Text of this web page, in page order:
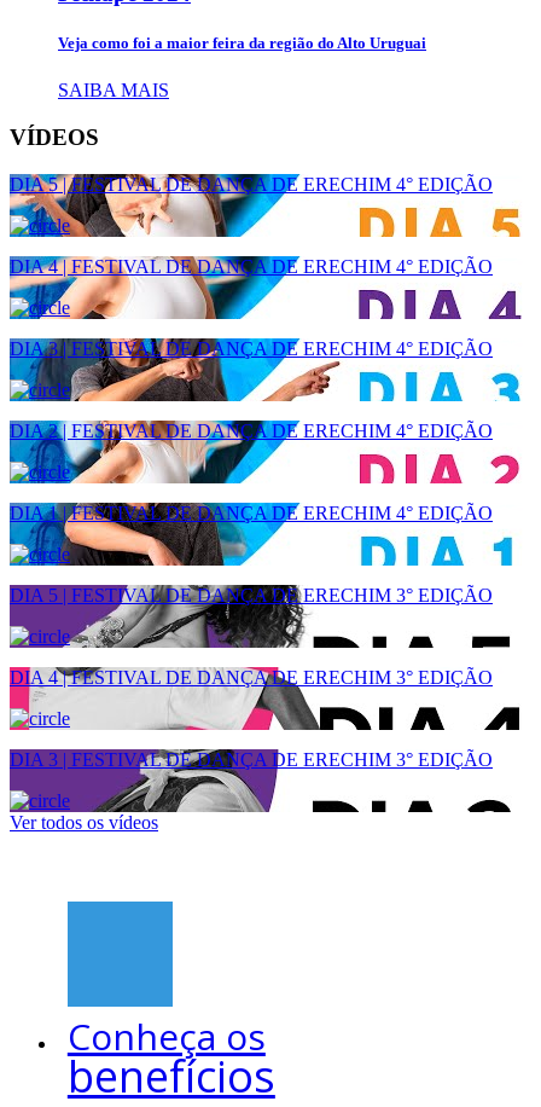
Veja como foi a maior feira da região do Alto Uruguai
SAIBA MAIS
VÍDEOS
DIA 5 | FESTIVAL DE DANÇA DE ERECHIM 4° EDIÇÃO
DIA 4 | FESTIVAL DE DANÇA DE ERECHIM 4° EDIÇÃO
DIA 3 | FESTIVAL DE DANÇA DE ERECHIM 4° EDIÇÃO
DIA 2 | FESTIVAL DE DANÇA DE ERECHIM 4° EDIÇÃO
DIA 1 | FESTIVAL DE DANÇA DE ERECHIM 4° EDIÇÃO
DIA 5 | FESTIVAL DE DANÇA DE ERECHIM 3° EDIÇÃO
DIA 4 | FESTIVAL DE DANÇA DE ERECHIM 3° EDIÇÃO
DIA 3 | FESTIVAL DE DANÇA DE ERECHIM 3° EDIÇÃO
Ver todos os vídeos
Conheça os
benefícios